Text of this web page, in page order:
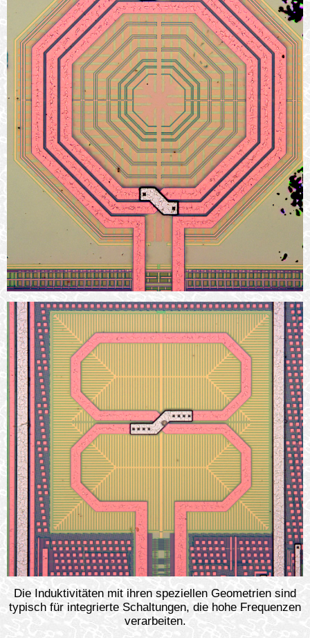
Die Induktivitäten mit ihren speziellen Geometrien sind
typisch für integrierte Schaltungen, die hohe Frequenzen
verarbeiten.